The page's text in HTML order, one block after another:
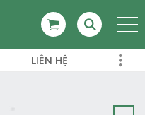
LIÊN HỆ